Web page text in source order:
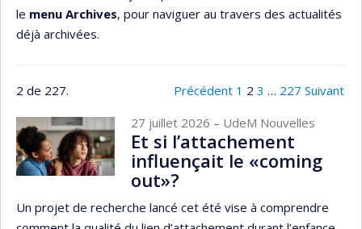
le menu Archives, pour naviguer au travers des actualités
déjà archivées.
2 de 227. Précédent 1 2 3 … 227 Suivant
27 juillet 2026 – UdeM Nouvelles
Et si l’attachement
influençait le «coming
out»?
Un projet de recherche lancé cet été vise à comprendre